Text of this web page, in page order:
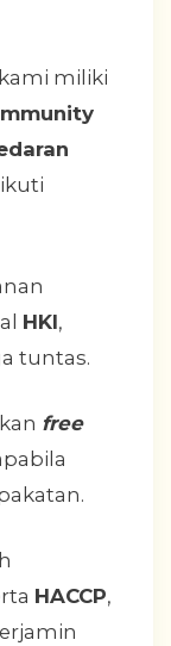
miliki
HKI,
tuntas.
free
HACCP,